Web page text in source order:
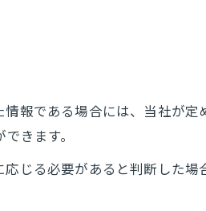
報である場合には、当社が
きます。
じる必要があると判断した